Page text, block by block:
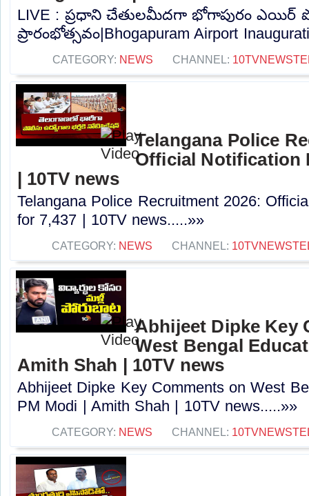
LIVE : ప్రధాని చేతులమీదగా భోగాపురం ఎయిర్
ప్రారంభోత్సవం|Bhogapuram Airport
CATEGORY: NEWS CHANNEL:
Telangana Police
Official Notification
| 10TV news
Telangana Police Recruitment 2026:
for 7,437 | 10TV news.....»»
CATEGORY: NEWS CHANNEL:
Abhijeet Dipke Key
West Bengal
Amith Shah | 10TV news
Abhijeet Dipke Key Comments on West
PM Modi | Amith Shah | 10TV news.....»»
CATEGORY: NEWS CHANNEL: